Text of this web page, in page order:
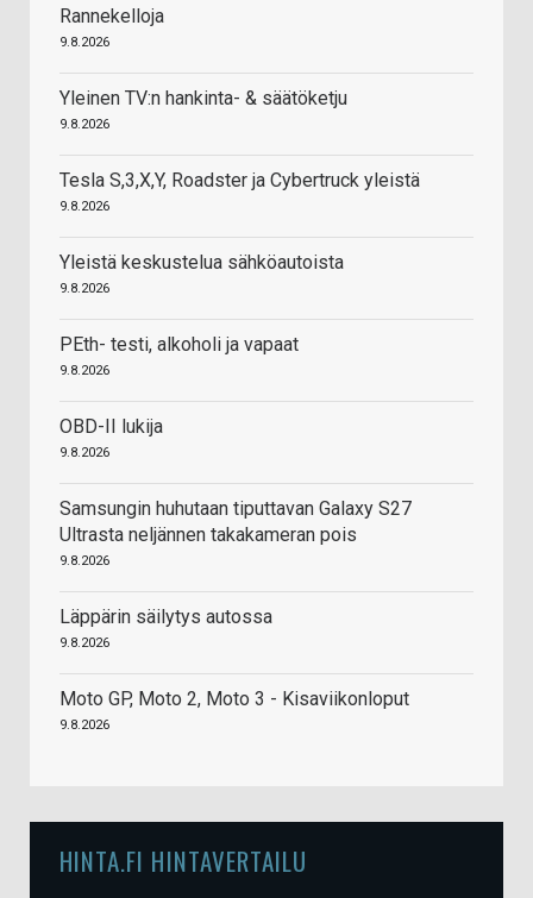
Rannekelloja
9.8.2026
Yleinen TV:n hankinta- & säätöketju
9.8.2026
Tesla S,3,X,Y, Roadster ja Cybertruck yleistä
9.8.2026
Yleistä keskustelua sähköautoista
9.8.2026
PEth- testi, alkoholi ja vapaat
9.8.2026
OBD-II lukija
9.8.2026
Samsungin huhutaan tiputtavan Galaxy S27
Ultrasta neljännen takakameran pois
9.8.2026
Läppärin säilytys autossa
9.8.2026
Moto GP, Moto 2, Moto 3 - Kisaviikonloput
9.8.2026
HINTA.FI HINTAVERTAILU